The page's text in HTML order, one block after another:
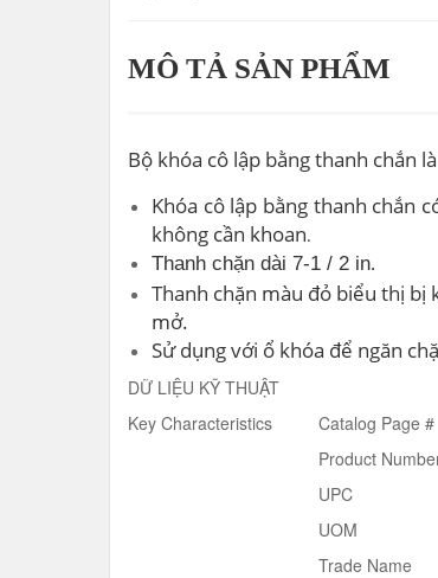
MÔ TẢ SẢN PHẨM
Bộ khóa cô lập bằng thanh chắn
Khóa cô lập bằng thanh chắn
không cần khoan.
Thanh chặn dài 7-1 / 2 in.
Thanh chặn màu đỏ biểu thị bị
mở.
Sử dụng với ổ khóa để ngăn
DỮ LIỆU KỸ THUẬT
Key Characteristics
Catalog Page #
Product
UPC
UOM
Trade Name